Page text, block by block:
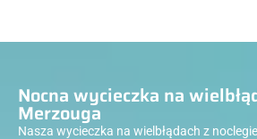
Nocna wycieczka na
Merzouga
Nasza wycieczka na wielbłądach z